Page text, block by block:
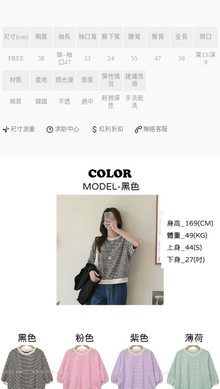
尺寸(cm) 胸寬 袖長 袖口寬 腋下寬 腰寬 臀寬 全長 領口
FREE 58
領~袖
口47
13 24 55 47 56
寬13/深
9
材質 產地 透光度 厚度
彈性情
況
建議洗
滌
棉質 韓國 不透 適中
輕微彈
性
手洗乾
洗
尺寸測量 求助中心 紅利折扣 聯絡客服